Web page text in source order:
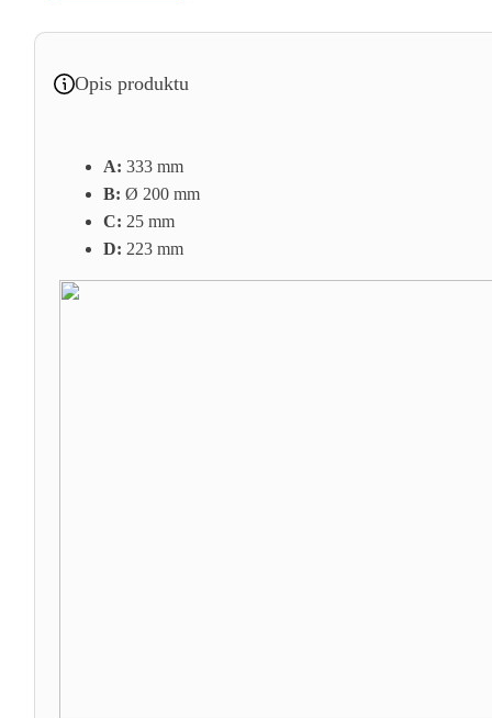
Opis produktu
A: 333 mm
B: Ø 200 mm
C: 25 mm
D: 223 mm